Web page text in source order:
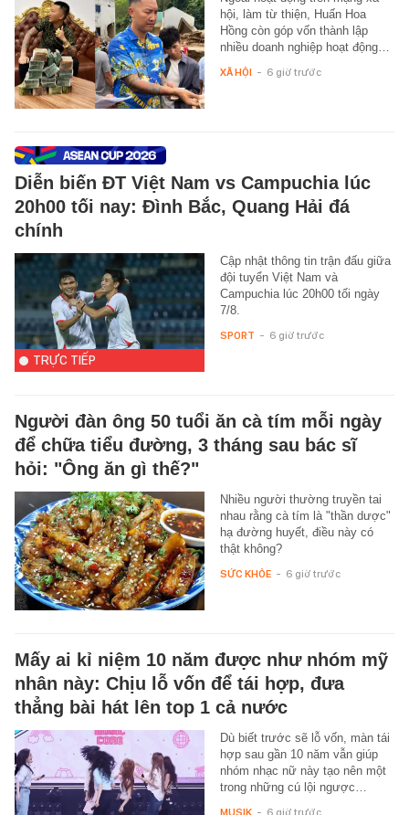
hội, làm từ thiện, Huấn Hoa
Hồng còn góp vốn thành lập
nhiều doanh nghiệp hoạt động…
XÃ HỘI - 6 giờ trước
Diễn biến ĐT Việt Nam vs Campuchia lúc
20h00 tối nay: Đình Bắc, Quang Hải đá
chính
TRỰC TIẾP
Cập nhật thông tin trận đấu giữa
đội tuyển Việt Nam và
Campuchia lúc 20h00 tối ngày
7/8.
SPORT - 6 giờ trước
Người đàn ông 50 tuổi ăn cà tím mỗi ngày
để chữa tiểu đường, 3 tháng sau bác sĩ
hỏi: "Ông ăn gì thế?"
Nhiều người thường truyền tai
nhau rằng cà tím là "thần dược"
hạ đường huyết, điều này có
thật không?
SỨC KHỎE - 6 giờ trước
Mấy ai kỉ niệm 10 năm được như nhóm mỹ
nhân này: Chịu lỗ vốn để tái hợp, đưa
thẳng bài hát lên top 1 cả nước
Dù biết trước sẽ lỗ vốn, màn tái
hợp sau gần 10 năm vẫn giúp
nhóm nhạc nữ này tạo nên một
trong những cú lội ngược…
MUSIK - 6 giờ trước